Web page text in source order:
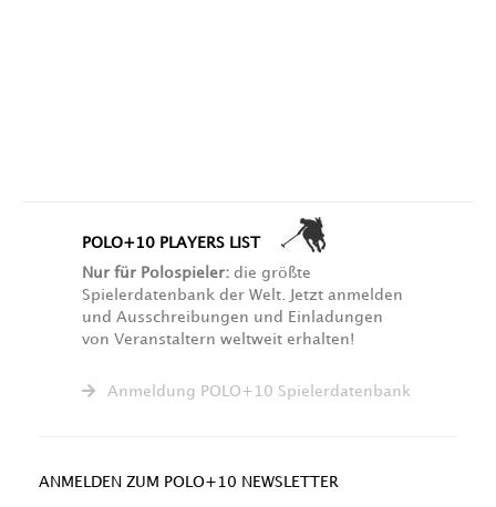
POLO+10 PLAYERS LIST
Nur für Polospieler: die größte
Spielerdatenbank der Welt. Jetzt anmelden
und Ausschreibungen und Einladungen
von Veranstaltern weltweit erhalten!
Anmeldung POLO+10 Spielerdatenbank
ANMELDEN ZUM POLO+10 NEWSLETTER